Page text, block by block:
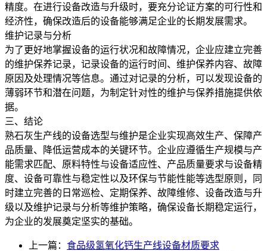
精度。在进行设备改造与升级时，要充分论证方案的可行性和
经济性，确保改造后的设备能够满足企业的长期发展需求。
维护记录与分析
为了更好地掌握设备的运行状况和故障情况，企业应建立完善
的维护保养记录，记录设备的运行时间、维护保养内容、故障
原因及处理情况等信息。通过对记录的分析，可以发现设备的
薄弱环节和潜在问题，为制定针对性的维护与保养措施提供依
据。
三、结论
熟石灰生产线的设备选型与维护是企业实现高效生产、保障产
品质量、降低运营成本的关键环节。企业应遵循生产规模与产
能需求匹配、原料特性与设备适应性、产品质量要求与设备精
度、设备可靠性与稳定性以及环保与节能性能等选型原则，同
时建立完善的日常巡检、定期保养、故障维修、设备改造与升
级以及维护记录与分析等维护策略，确保设备长期稳定运行，
为企业的发展奠定坚实的基础。
上一篇： 食品级氢氧化钙生产线设备材质要求